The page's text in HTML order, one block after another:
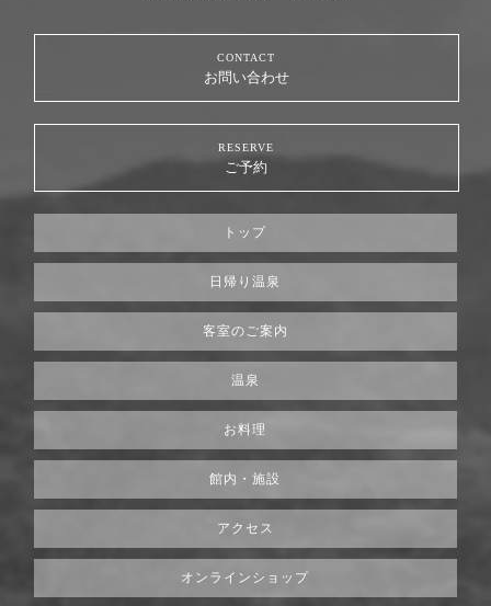
CONTACT
お問い合わせ
RESERVE
ご予約
トップ
日帰り温泉
客室のご案内
温泉
お料理
館内・施設
アクセス
オンラインショップ